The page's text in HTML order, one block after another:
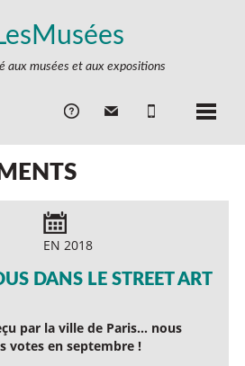
aux musées et aux expositions
EN 2018
DANS LE STREET ART
par la ville de Paris… nous
votes en septembre !